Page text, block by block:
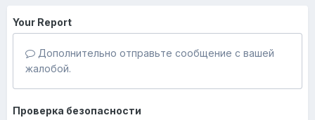
Your Report
Дополнительно отправьте сообщение с вашей
жалобой.
Проверка безопасности